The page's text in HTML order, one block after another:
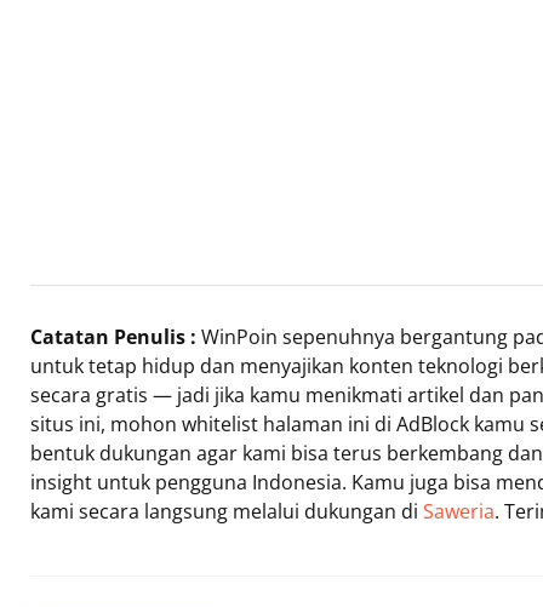
Catatan Penulis : WinPoin sepenuhnya bergantung
untuk tetap hidup dan menyajikan konten teknologi
secara gratis — jadi jika kamu menikmati artikel dan
situs ini, mohon whitelist halaman ini di AdBlock kamu
bentuk dukungan agar kami bisa terus berkembang
insight untuk pengguna Indonesia. Kamu juga bisa
kami secara langsung melalui dukungan di Saweria.